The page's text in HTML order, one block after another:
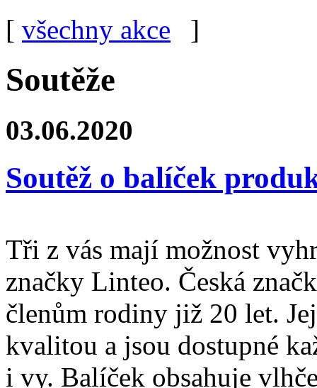
[ všechny akce ]
Soutěže
03.06.2020
Soutěž o balíček
Tři z vás mají možnost
značky Linteo. Česká
členům rodiny již 20 let.
kvalitou a jsou dostupné
i vy. Balíček obsahuje